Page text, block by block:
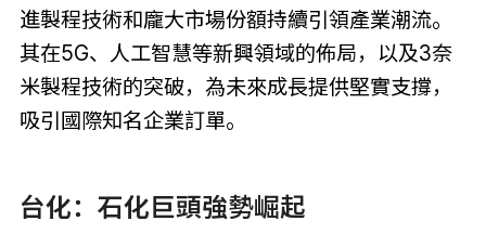
進製程技術和龐大市場份額持續引領產業潮流。
其在5G、人工智慧等新興領域的佈局，以及3奈
米製程技術的突破，為未來成長提供堅實支撐，
吸引國際知名企業訂單。
台化：石化巨頭強勢崛起